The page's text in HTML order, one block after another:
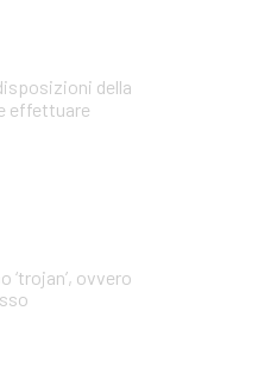
della
effettuare
ovvero